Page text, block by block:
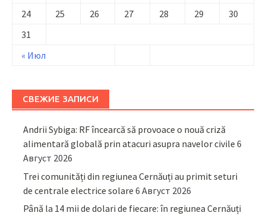
« Июл
24
25 26 27 28 29
30
31
СВЕЖИЕ ЗАПИСИ
Andrii Sybiga: RF încearcă să provoace o nouă criză
alimentară globală prin atacuri asupra navelor civile 6
Август 2026
Trei comunități din regiunea Cernăuți au primit seturi
de centrale electrice solare 6 Август 2026
Până la 14 mii de dolari de fiecare: în regiunea Cernăuți